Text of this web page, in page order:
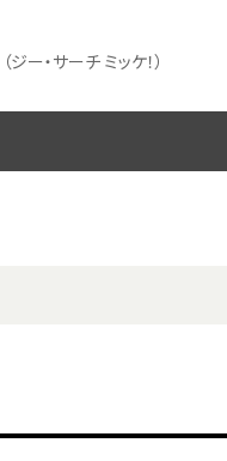
（ジー・サーチ ミッケ！）